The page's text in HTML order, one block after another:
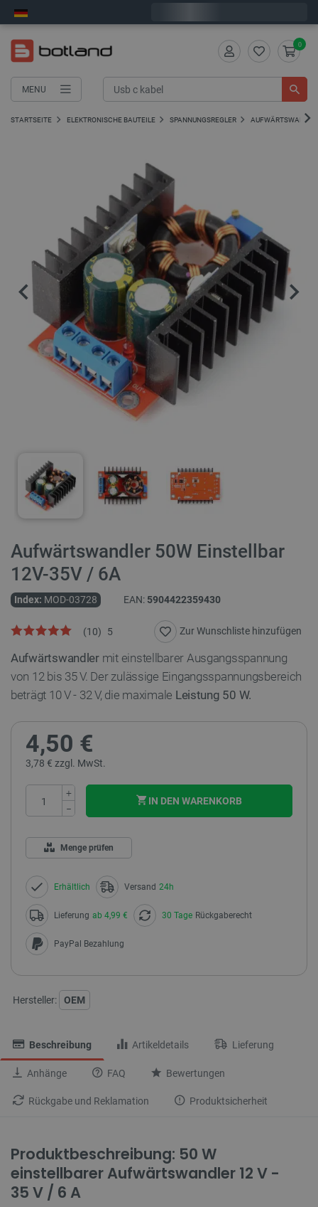
MENU
0
STARTSEITE ELEKTRONISCHE BAUTEILE SPANNUNGSREGLER
Aufwärtswandler 50W Einstellbar
12V-35V / 6A
Index: MOD-03728 EAN: 5904422359430
5
(10) Zur Wunschliste hinzufügen
Aufwärtswandlermit einstellbarer Ausgangsspannung
von 12 bis 35 V. Der zulässige Eingangsspannungsbereich
beträgt 10 V - 32 V, die maximale Leistung 50 W.
4,50 €
3,78 € zzgl. MwSt.
+
−
IN DEN WARENKORB
Menge prüfen
Erhältlich Versand 24h
Lieferung ab 4,99 € 30 Tage Rückgaberecht
PayPal Bezahlung
Hersteller: OEM
Beschreibung Artikeldetails Lieferung
Anhänge FAQ Bewertungen
Rückgabe und Reklamation Produktsicherheit
Produktbeschreibung: 50 W
einstellbarer Aufwärtswandler 12 V -
35 V / 6 A